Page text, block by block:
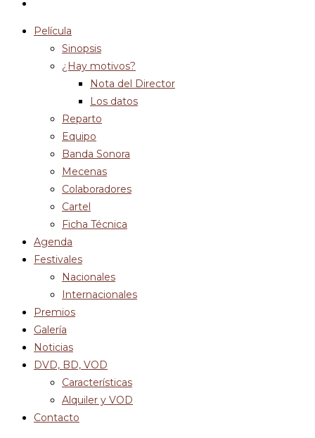
Película
Sinopsis
¿Hay motivos?
Nota del Director
Los datos
Reparto
Equipo
Banda Sonora
Mecenas
Colaboradores
Cartel
Ficha Técnica
Agenda
Festivales
Nacionales
Internacionales
Premios
Galería
Noticias
DVD, BD, VOD
Características
Alquiler y VOD
Contacto